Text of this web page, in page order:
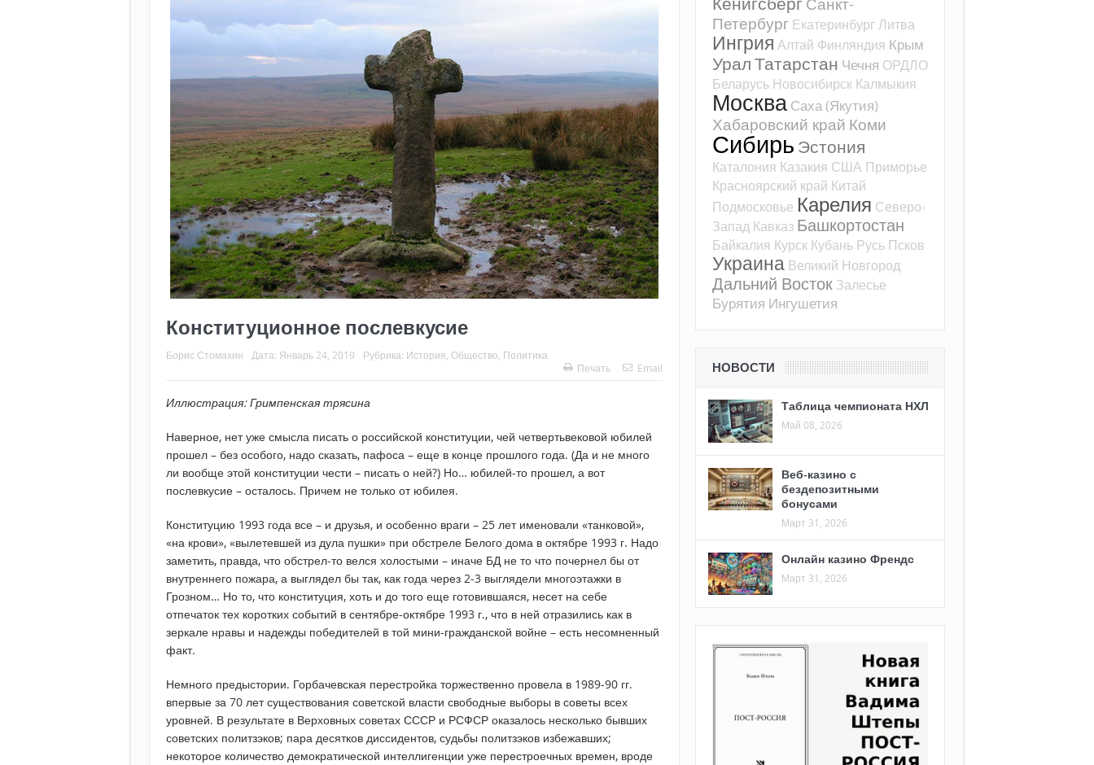
Конституционное послевкусие
Борис Стомахин Дата: Январь 24, 2019 Рубрика: История Общество Политика
Печать
Email
Иллюстрация: Гримпенская трясина
Наверное, нет уже смысла писать о российской конституции, чей четвертьвековой юбилей
прошел – без особого, надо сказать, пафоса – еще в конце прошлого года. (Да и не много
ли вообще этой конституции чести – писать о ней?) Но… юбилей-то прошел, а вот
послевкусие – осталось. Причем не только от юбилея.
Конституцию 1993 года все – и друзья, и особенно враги – 25 лет именовали «танковой»,
«на крови», «вылетевшей из дула пушки» при обстреле Белого дома в октябре 1993 г. Надо
заметить, правда, что обстрел-то велся холостыми – иначе БД не то что почернел бы от
внутреннего пожара, а выглядел бы так, как года через 2-3 выглядели многоэтажки в
Грозном… Но то, что конституция, хоть и до того еще готовившаяся, несет на себе
отпечаток тех коротких событий в сентябре-октябре 1993 г., что в ней отразились как в
зеркале нравы и надежды победителей в той мини-гражданской войне – есть несомненный
факт.
Немного предыстории. Горбачевская перестройка торжественно провела в 1989-90 гг.
впервые за 70 лет существования советской власти свободные выборы в советы всех
уровней. В результате в Верховных советах СССР и РСФСР оказалось несколько бывших
советских политзэков; пара десятков диссидентов, судьбы политзэков избежавших;
некоторое количество демократической интеллигенции уже перестроечных времен, вроде
Петербург Екатеринбург Литва
Ингрия Алтай Финляндия Крым
УралТатарстан Чечня ОРДЛО
Беларусь Новосибирск Калмыкия
Москва Саха (Якутия)
Хабаровский край Коми
Сибирь Эстония
Каталония Казакия США Приморье
Красноярский край Китай
Подмосковье Карелия Северо-
Запад Кавказ Башкортостан
Байкалия Курск Кубань Русь Псков
Украина Великий Новгород
Дальний Восток Залесье
Бурятия Ингушетия
НОВОСТИ
Таблица чемпионата НХЛ
Май 08, 2026
Веб-казино с
бездепозитными
бонусами
Март 31, 2026
Онлайн казино Френдс
Март 31, 2026